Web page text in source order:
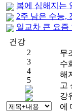
봄에 심해지는
2주 남은 수능,
일교차 큰 요즘
건강
무
수
해
고
강
에
2
3
4
5